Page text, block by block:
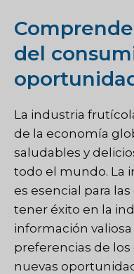
del
La industria
de la economía
saludables y
todo el mundo. La
es esencial para
tener éxito en la
información
preferencias de
nuevas